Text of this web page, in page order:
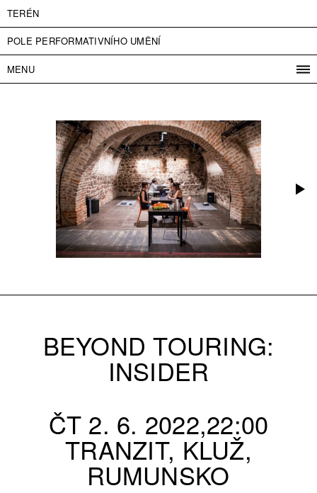
TERÉN
POLE PERFORMATIVNÍHO UMĚNÍ
MENU
VSTUPNÉ
PARTNEŘI
ENGLISH
BEYOND TOURING:
INSIDER
ČT 2. 6. 2022,22:00
TRANZIT, KLUŽ,
RUMUNSKO